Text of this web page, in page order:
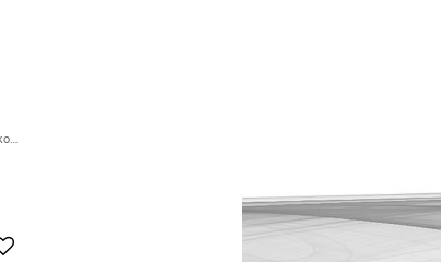
Normalt öppet magnetomkopplare 10W 200Vdc 0,5A
Lägg till i favoriter